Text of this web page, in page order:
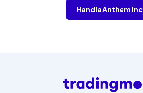
Handla Anthem Inc